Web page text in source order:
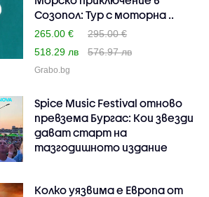
Созопол: Тур с моторна ..
265.00 €
295.00 €
518.29 лв
576.97 лв
Grabo.bg
Spice Music Festival отново
превзема Бургас: Кои звезди
дават старт на
тазгодишното издание
Колко уязвима е Европа от